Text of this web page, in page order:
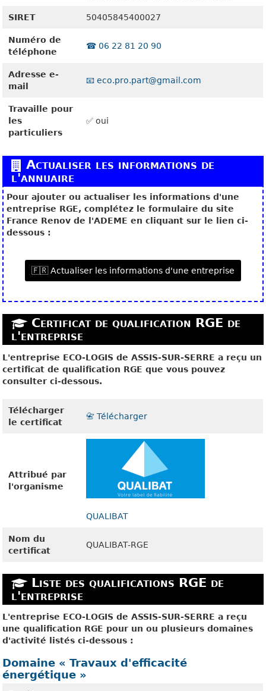
SIRET 50405845400027
Numéro de
téléphone
☎️ 06 22 81 20 90
Adresse e-
mail
📧 eco.pro.part@gmail.com
Travaille pour
les
particuliers
✅ oui
Actualiser les informations de
l'annuaire
Pour ajouter ou actualiser les informations d'une
entreprise RGE, complétez le formulaire du site
France Renov de l'ADEME en cliquant sur le lien ci-
dessous :
🇫🇷 Actualiser les informations d'une entreprise
Certificat de qualification RGE de
l'entreprise
L'entreprise ECO-LOGIS de ASSIS-SUR-SERRE a reçu un
certificat de qualification RGE que vous pouvez
consulter ci-dessous.
Télécharger
le certificat
📇 Télécharger
Attribué par
l'organisme
QUALIBAT
Nom du
certificat
QUALIBAT-RGE
Liste des qualifications RGE de
l'entreprise
L'entreprise ECO-LOGIS de ASSIS-SUR-SERRE a reçu
une qualification RGE pour un ou plusieurs domaines
d'activité listés ci-dessous :
Domaine « Travaux d'efficacité
énergétique »